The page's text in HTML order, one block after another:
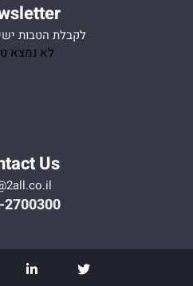
לקבלת הטבות
לא נמצא
Us